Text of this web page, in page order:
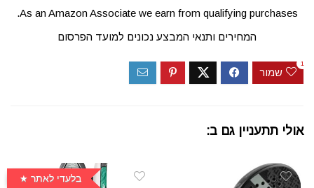
As an Amazon Associate we earn from qualifying purchases.
המחירים ותנאי המבצע נכונים למועד הפרסום
שמור
1
אולי תתעניין גם ב:
בלעדי לאתר